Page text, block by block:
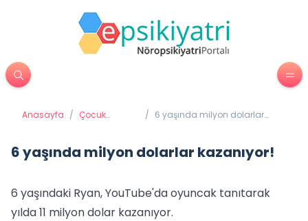
Anasayfa / Çocuk
/ 6 yaşında milyon dolarlar
6 yaşında milyon dolarlar kazanıyor!
6 yaşındaki Ryan, YouTube'da oyuncak tanıtarak
yılda 11 milyon dolar kazanıyor.